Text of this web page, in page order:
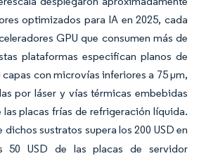
optimizados para IA en 2025, cada
GPU que consumen más de
plataformas especifican planos de
con microvías inferiores a 75 μm,
por láser y vías térmicas embebidas
placas frías de refrigeración líquida.
sustratos supera los 200 USD en
50 USD de las placas de servidor